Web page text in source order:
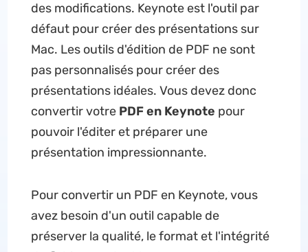
des modifications. Keynote est l'outil par
défaut pour créer des présentations sur
Mac. Les outils d'édition de PDF ne sont
pas personnalisés pour créer des
présentations idéales. Vous devez donc
convertir votre PDF en Keynote pour
pouvoir l'éditer et préparer une
présentation impressionnante.
Pour convertir un PDF en Keynote, vous
avez besoin d'un outil capable de
préserver la qualité, le format et l'intégrité